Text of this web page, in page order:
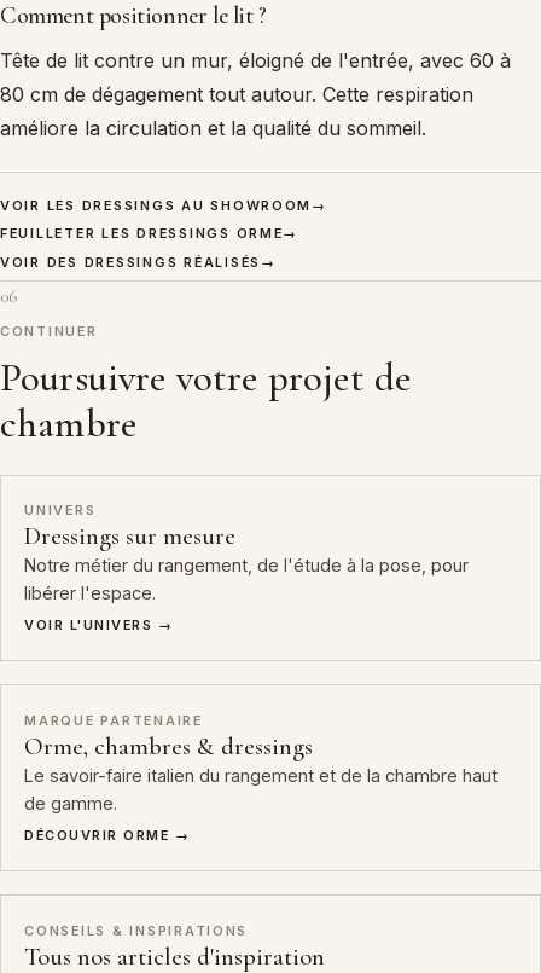
Comment positionner le lit ?
Tête de lit contre un mur, éloigné de l'entrée, avec 60 à
80 cm de dégagement tout autour. Cette respiration
améliore la circulation et la qualité du sommeil.
VOIR LES DRESSINGS AU SHOWROOM →
FEUILLETER LES DRESSINGS ORME→
VOIR DES DRESSINGS RÉALISÉS →
06
CONTINUER
Poursuivre votre projet de
chambre
UNIVERS
Dressings sur mesure
Notre métier du rangement, de l'étude à la pose, pour
libérer l'espace.
VOIR L'UNIVERS →
MARQUE PARTENAIRE
Orme, chambres & dressings
Le savoir-faire italien du rangement et de la chambre haut
de gamme.
DÉCOUVRIR ORME →
CONSEILS & INSPIRATIONS
Tous nos articles d'inspiration